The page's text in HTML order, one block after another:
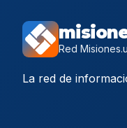
Red
La red de